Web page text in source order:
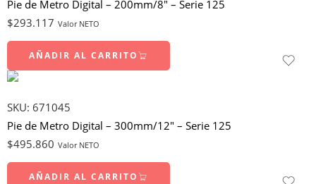
Pie de Metro Digital – 200mm/8″ – Serie 125
$293.117 Valor NETO
AÑADIR AL CARRITO
SKU: 671045
Pie de Metro Digital – 300mm/12″ – Serie 125
$495.860 Valor NETO
AÑADIR AL CARRITO